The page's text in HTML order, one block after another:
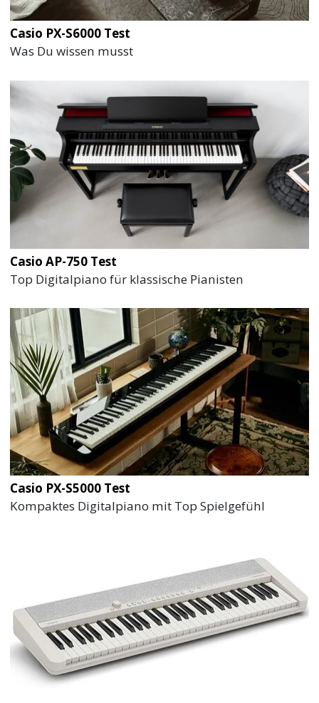
Casio PX-S6000 Test
Was Du wissen musst
Casio AP-750 Test
Top Digitalpiano für klassische Pianisten
Casio PX-S5000 Test
Kompaktes Digitalpiano mit Top Spielgefühl